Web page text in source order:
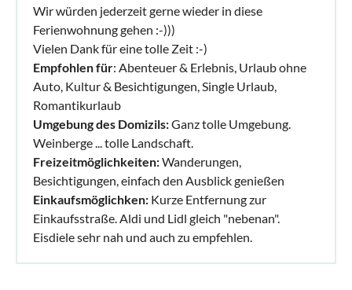
Wir würden jederzeit gerne wieder in diese
Ferienwohnung gehen :-)))
Vielen Dank für eine tolle Zeit :-)
Empfohlen für: Abenteuer & Erlebnis, Urlaub ohne
Auto, Kultur & Besichtigungen, Single Urlaub,
Romantikurlaub
Umgebung des Domizils:Ganz tolle Umgebung.
Weinberge ... tolle Landschaft.
Freizeitmöglichkeiten:Wanderungen,
Besichtigungen, einfach den Ausblick genießen
Einkaufsmöglichken: Kurze Entfernung zur
Einkaufsstraße. Aldi und Lidl gleich "nebenan".
Eisdiele sehr nah und auch zu empfehlen.